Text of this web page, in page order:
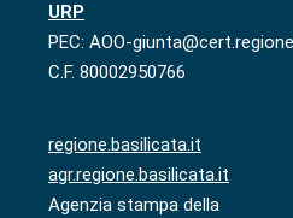
URP
PEC: AOO-
C.F. 80002950766
regione.basilicata.it
agr.regione.basilicata.it
Agenzia stampa della